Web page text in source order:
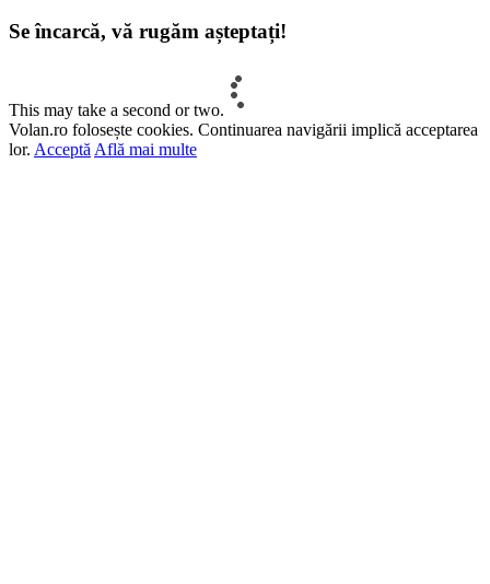
Se încarcă, vă rugăm așteptați!
This may take a second or two.
Volan.ro folosește cookies. Continuarea navigării implică acceptarea
lor. Acceptă Află mai multe